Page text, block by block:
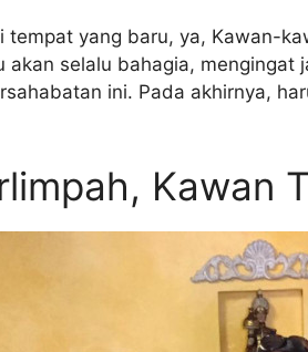
tempat yang baru, ya, Kawan-
akan selalu bahagia, mengingat
ini. Pada akhirnya,
Kawan